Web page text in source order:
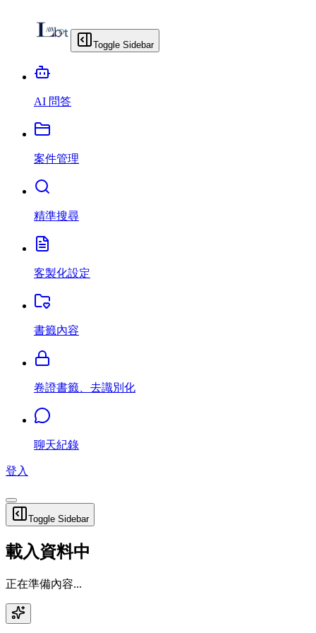
Toggle Sidebar
AI 問答
案件管理
精準搜尋
客製化設定
書籤內容
卷證書籤、去識別化
聊天紀錄
登入
Toggle Sidebar
載入資料中
正在準備內容...